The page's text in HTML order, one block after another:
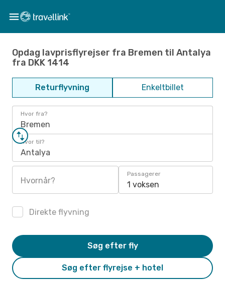
Opdag lavprisflyrejser fra Bremen til Antalya
fra DKK 1414
Returflyvning Enkeltbillet
Hvor fra?
Bremen
Hvor til?
Antalya
Hvornår?
Passagerer
1 voksen
Direkte flyvning
Søg efter flyrejse + hotel
Søg efter fly